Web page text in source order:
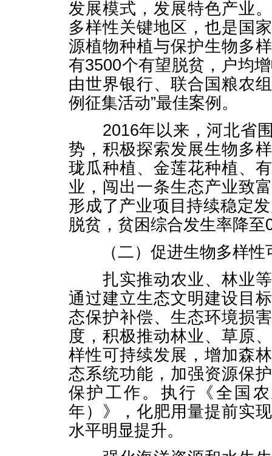
发展模式，发展特色产业
多样性关键地区，也是国
源植物种植与保护生物多
有3500个有望脱贫，户均
由世界银行、联合国粮农
例征集活动”最佳案例。
2016年以来，河北省围
势，积极探索发展生物多
珑瓜种植、金莲花种植、
业，闯出一条生态产业致
形成了产业项目持续稳定
脱贫，贫困综合发生率降至
（二）促进生物多样性
扎实推动农业、林业等
通过建立生态文明建设目
态保护补偿、生态环境损
度，积极推动林业、草原
样性可持续发展，增加森
态系统功能，加强资源保
保护工作。执行《全国
年）》，化肥用量提前实
水平明显提升。